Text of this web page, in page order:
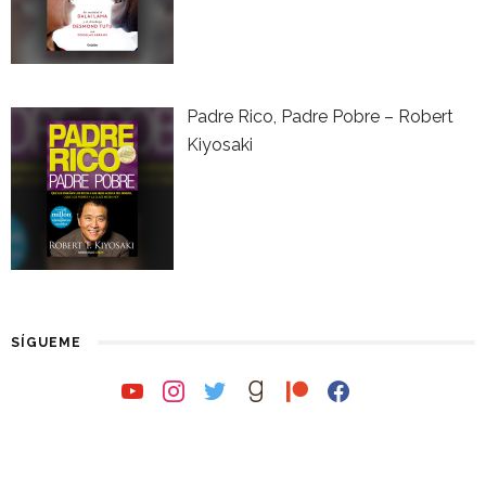
Padre Rico, Padre Pobre – Robert
Kiyosaki
SÍGUEME
youtubeinstagramtwittergoodreads
patreonfacebook